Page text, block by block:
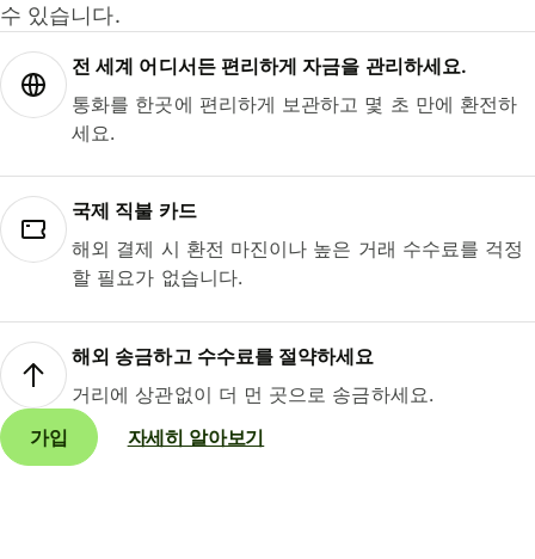
수 있습니다.
전 세계 어디서든 편리하게 자금을 관리하세요.
통화를 한곳에 편리하게 보관하고 몇 초 만에 환전하
세요.
국제 직불 카드
해외 결제 시 환전 마진이나 높은 거래 수수료를 걱정
할 필요가 없습니다.
해외 송금하고 수수료를 절약하세요
거리에 상관없이 더 먼 곳으로 송금하세요.
가입
자세히 알아보기